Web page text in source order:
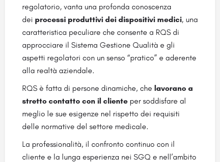
regolatorio, vanta una profonda conoscenza
dei processi produttivi dei dispositivi medici, una
caratteristica peculiare che consente a RQS di
approcciare il Sistema Gestione Qualità e gli
aspetti regolatori con un senso “pratico” e aderente
alla realtà aziendale.
RQS è fatta di persone dinamiche, che lavorano a
stretto contatto con il cliente per soddisfare al
meglio le sue esigenze nel rispetto dei requisiti
delle normative del settore medicale.
La professionalità, il confronto continuo con il
cliente e la lunga esperienza nei SGQ e nell’ambito